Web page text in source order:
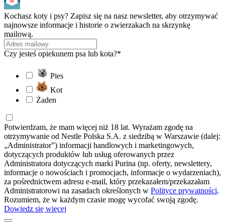
Kochasz koty i psy? Zapisz się na nasz newsletter, aby otrzymywać
najnowsze informacje i historie o zwierzakach na skrzynkę
mailową.
Czy jesteś opiekunem psa lub kota?*
Pies
Kot
Żaden
Potwierdzam, że mam więcej niż 18 lat. Wyrażam zgodę na
otrzymywanie od Nestle Polska S.A. z siedzibą w Warszawie (dalej:
„Administrator”) informacji handlowych i marketingowych,
dotyczących produktów lub usług oferowanych przez
Administratora dotyczących marki Purina (np. oferty, newslettery,
informacje o nowościach i promocjach, informacje o wydarzeniach),
za pośrednictwem adresu e-mail, który przekazałem/przekazałam
Administratorowi na zasadach określonych w Polityce prywatności.
Rozumiem, że w każdym czasie mogę wycofać swoją zgodę.
Dowiedz się więcej